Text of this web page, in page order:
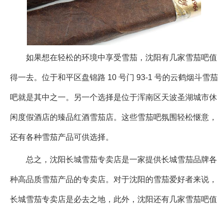
如果想在轻松的环境中享受雪茄，沈阳有几家雪茄吧值
得一去。位于和平区盘锦路 10 号门 93-1 号的云鹤烟斗雪茄
吧就是其中之一。另一个选择是位于浑南区天波圣湖城市休
闲度假酒店的臻品红酒雪茄店。这些雪茄吧氛围轻松惬意，
还有各种雪茄产品可供选择。
总之，沈阳长城雪茄专卖店是一家提供长城雪茄品牌各
种高品质雪茄产品的专卖店。对于沈阳的雪茄爱好者来说，
长城雪茄专卖店是必去之地，此外，沈阳还有几家雪茄吧值